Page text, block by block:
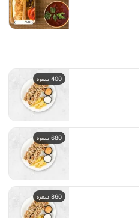
400 سعرة
680 سعرة
860 سعرة